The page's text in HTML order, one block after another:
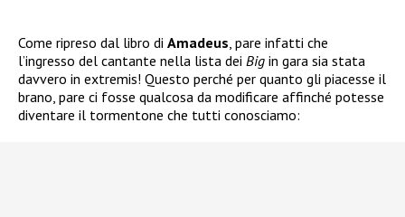
Come ripreso dal libro di Amadeus , pare infatti che
l’ingresso del cantante nella lista dei Big in gara sia stata
davvero in extremis! Questo perché per quanto gli piacesse il
brano, pare ci fosse qualcosa da modificare affinché potesse
diventare il tormentone che tutti conosciamo: